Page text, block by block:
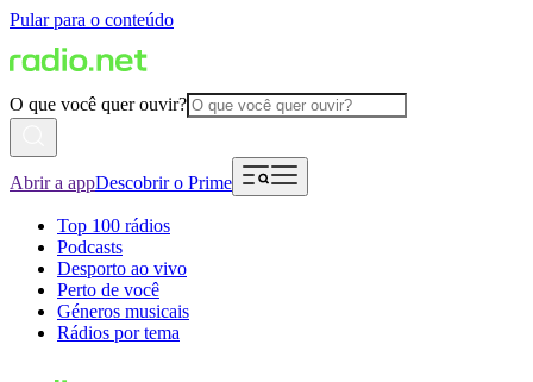
Pular para o conteúdo
O que você quer ouvir?
Abrir a appDescobrir o Prime
Top 100 rádios
Podcasts
Desporto ao vivo
Perto de você
Géneros musicais
Rádios por tema